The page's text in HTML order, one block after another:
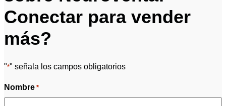
Conectar para vender
más?
"*" señala los campos obligatorios
Nombre *